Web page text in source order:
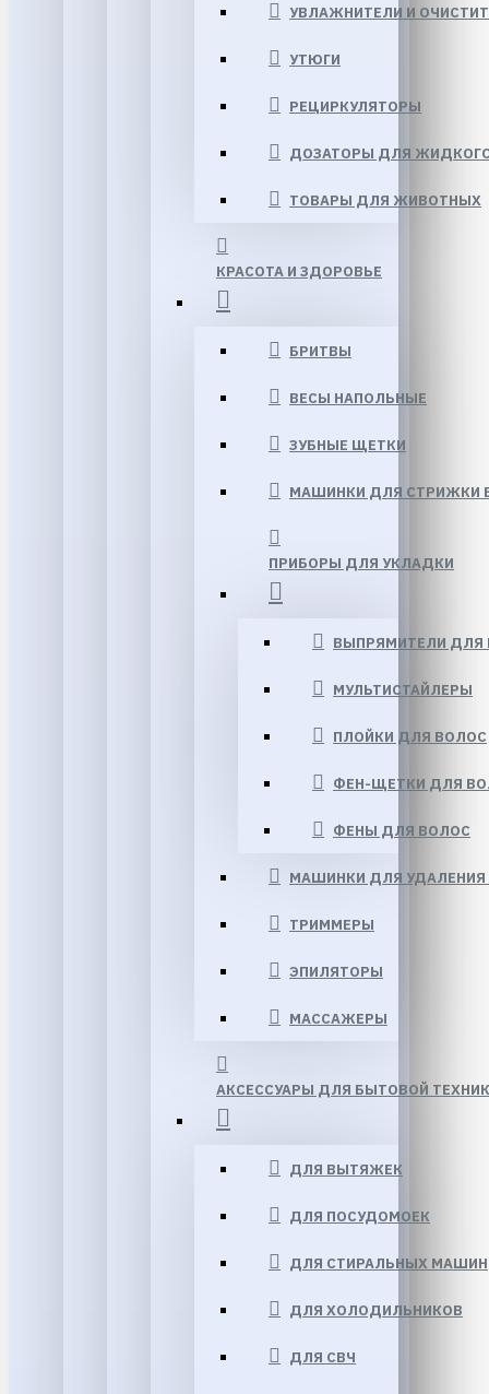
УВЛАЖНИТЕЛИ И
УТЮГИ
РЕЦИРКУЛЯТОРЫ
ДОЗАТОРЫ ДЛЯ
ТОВАРЫ ДЛЯ ЖИВОТНЫХ
КРАСОТА И ЗДОРОВЬЕ
БРИТВЫ
ВЕСЫ НАПОЛЬНЫЕ
ЗУБНЫЕ ЩЕТКИ
МАШИНКИ ДЛЯ СТРИЖКИ
ПРИБОРЫ ДЛЯ УКЛАДКИ
ВЫПРЯМИТЕЛИ ДЛЯ
МУЛЬТИСТАЙЛЕРЫ
ПЛОЙКИ ДЛЯ ВОЛОС
ФЕН-ЩЕТКИ ДЛЯ
ФЕНЫ ДЛЯ ВОЛОС
МАШИНКИ ДЛЯ
ТРИММЕРЫ
ЭПИЛЯТОРЫ
МАССАЖЕРЫ
АКСЕССУАРЫ ДЛЯ БЫТОВОЙ
ДЛЯ ВЫТЯЖЕК
ДЛЯ ПОСУДОМОЕК
ДЛЯ СТИРАЛЬНЫХ МАШИН
ДЛЯ ХОЛОДИЛЬНИКОВ
ДЛЯ СВЧ